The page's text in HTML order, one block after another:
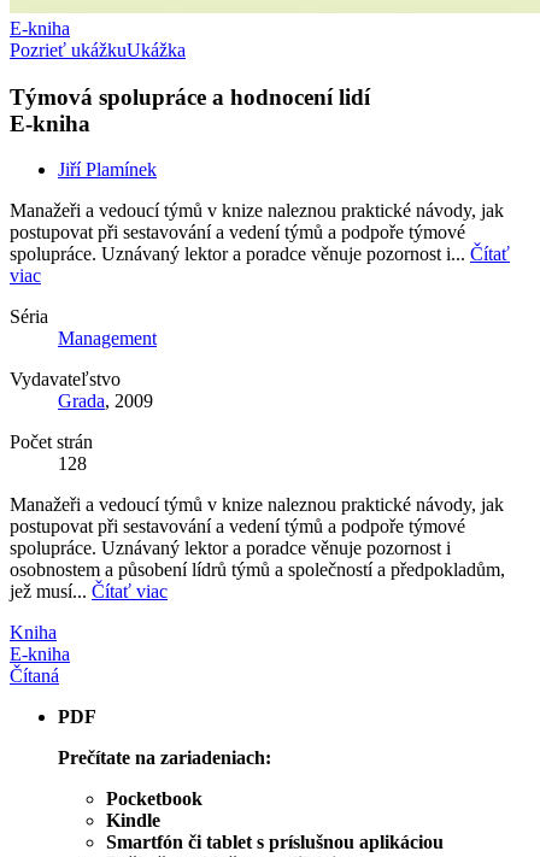
E-kniha
Pozrieť ukážkuUkážka
Týmová spolupráce a hodnocení lidí
E-kniha
Jiří Plamínek
Manažeři a vedoucí týmů v knize naleznou praktické návody, jak
postupovat při sestavování a vedení týmů a podpoře týmové
spolupráce. Uznávaný lektor a poradce věnuje pozornost i... Čítať
viac
Séria
Management
Vydavateľstvo
Grada, 2009
Počet strán
128
Manažeři a vedoucí týmů v knize naleznou praktické návody, jak
postupovat při sestavování a vedení týmů a podpoře týmové
spolupráce. Uznávaný lektor a poradce věnuje pozornost i
osobnostem a působení lídrů týmů a společností a předpokladům,
jež musí... Čítať viac
Kniha
E-kniha
Čítaná
PDF
Prečítate na zariadeniach:
Pocketbook
Kindle
Smartfón či tablet s príslušnou aplikáciou